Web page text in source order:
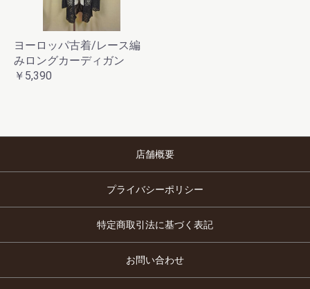
ヨーロッパ古着/レース編
みロングカーディガン
￥5,390
店舗概要
プライバシーポリシー
特定商取引法に基づく表記
お問い合わせ